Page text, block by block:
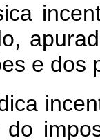
e dos
do